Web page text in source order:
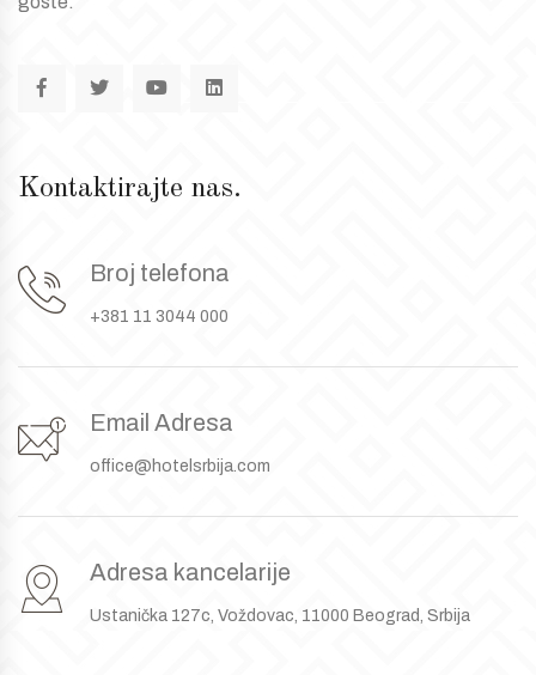
Kontaktirajte nas.
Broj telefona
+381 11 3044 000
Email Adresa
office@hotelsrbija.com
Adresa kancelarije
Ustanička 127c, Voždovac, 11000 Beograd, Srbija